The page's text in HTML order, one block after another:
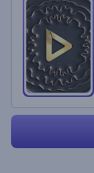
modern giriş
Hemen şimdi